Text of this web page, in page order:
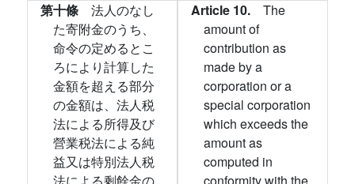
第十條 法人のなし
た寄附金のうち、
命令の定めるとこ
ろにより計算した
金額を超える部分
の金額は、法人税
法による所得及び
營業税法による純
益又は特別法人税
Article 10. The
amount of
contribution as
made by a
corporation or a
special corporation
which exceeds the
amount as
computed in